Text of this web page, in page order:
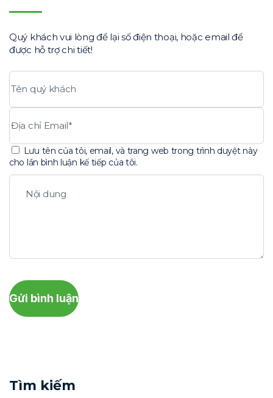
Quý khách vui lòng để lại số điện thoại, hoặc email để
được hỗ trợ chi tiết!
Lưu tên của tôi, email, và trang web trong trình duyệt này
cho lần bình luận kế tiếp của tôi.
Gửi bình luận
Tìm kiếm